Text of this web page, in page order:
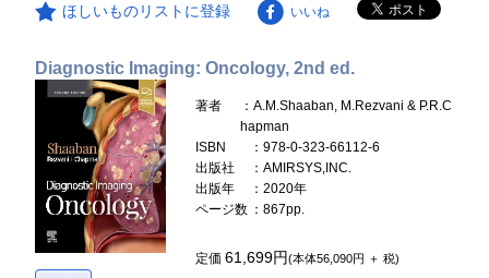
ほしいものリストに登録 いいね
Diagnostic Imaging: Oncology, 2nd ed.
著者
：A.M.Shaaban, M.Rezvani & P.R.C
hapman
ISBN
：978-0-323-66112-6
出版社
：AMIRSYS,INC.
出版年
：2020年
ページ数 ：867pp.
定価61,699円(本体56,090円 ＋ 税)